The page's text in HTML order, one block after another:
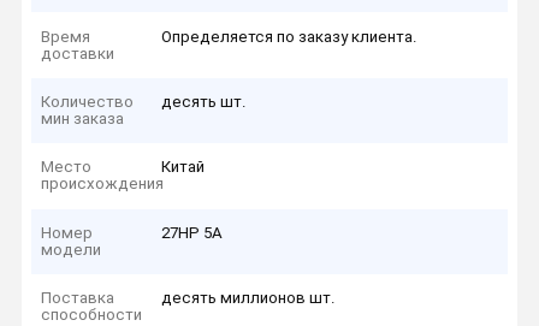
Время
доставки
Определяется по заказу клиента.
Количество
мин заказа
десять шт.
Место
происхождения
Китай
Номер
модели
27НР 5А
Поставка
способности
десять миллионов шт.